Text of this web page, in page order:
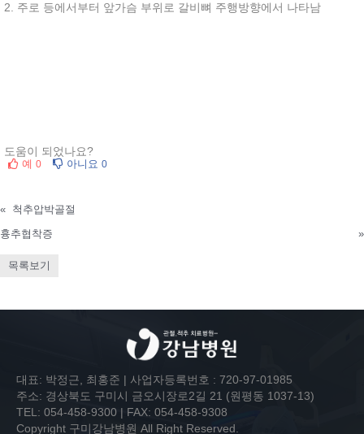
2. 주로 등에서부터 앞가슴 부위로 갈비뼈 주행방향에서 나타남
도움이 되었나요?
예 0 아니요 0
« 척추압박골절
흉추협착증
»
목록보기
대표: 박정근, 최홍준 | 사업자등록번호 : 720-97-01985
주소: 경상북도 구미시 금오시장로2길 21 (원평동 1037-13)
TEL: 054-458-9300 | FAX: 054-458-9308
Copyright 구미강남병원 All Right Reserved.